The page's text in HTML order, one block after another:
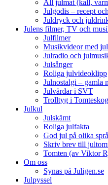
All julmat (kall,
Julgodis – recept
Juldryck och
Julens filmer, TV och
Julfilmer
Musikvideor med
Julradio och
Julsånger
Roliga julvideoklipp
Julnostalgi – gamla
Julvärdar i SVT
Trolltyg i
Julkul
Julskämt
Roliga julfakta
God jul på olika
Skriv brev till
Tomten (av Viktor
Om oss
Synas på Juligen.se
Julpyssel